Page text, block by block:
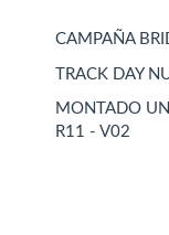
CAMPAÑA
TRACK DAY
MONTADO
R11 - V02